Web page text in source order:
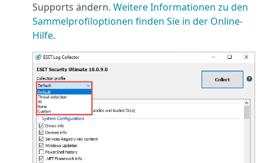
Supports ändern. Weitere Informationen zu den
Sammelprofiloptionen finden Sie in der Online-
Hilfe.